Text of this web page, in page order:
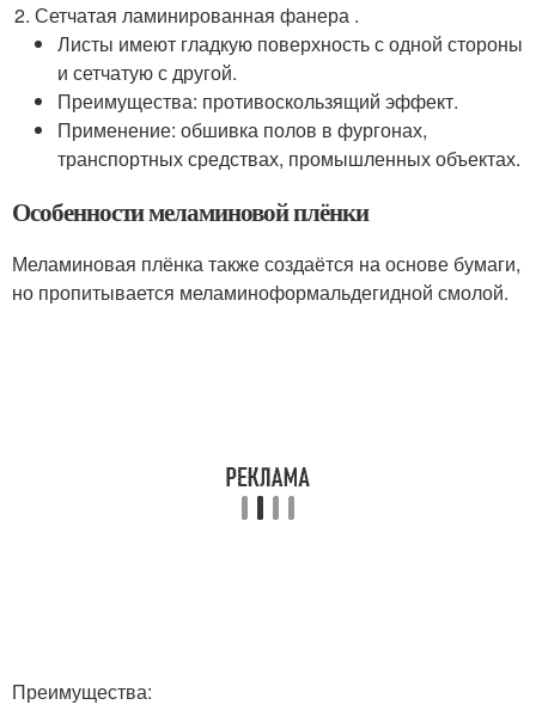
Сетчатая ламинированная фанера .
Листы имеют гладкую поверхность с одной стороны
и сетчатую с другой.
Преимущества: противоскользящий эффект.
Применение: обшивка полов в фургонах,
транспортных средствах, промышленных объектах.
Особенности меламиновой плёнки
Меламиновая плёнка также создаётся на основе бумаги,
но пропитывается меламиноформальдегидной смолой.
Преимущества: